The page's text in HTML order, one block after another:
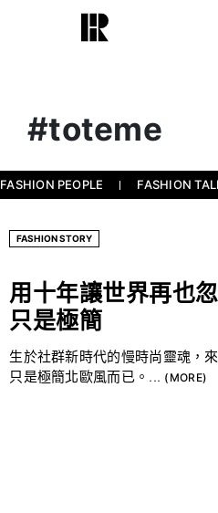
#toteme
FASHION PEOPLE FASHION
FASHION STORY
用十年讓世界再也
只是極簡
生於社群新時代的慢時尚靈魂，
只是極簡北歐風而已。...